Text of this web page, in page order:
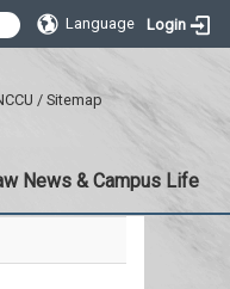
Language Login
/ Sitemap
News & Campus Life